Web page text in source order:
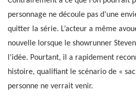
personnage ne découle pas d’une
quitter la série. L’acteur a même
nouvelle lorsque le showrunner
l’idée. Pourtant, il a rapidement
histoire, qualifiant le scénario de «
personne ne verrait venir.